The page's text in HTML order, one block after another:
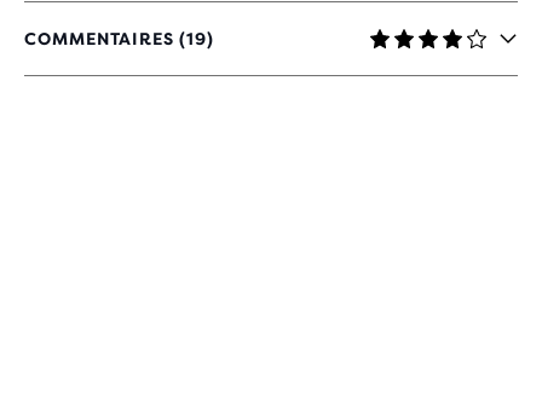
COMMENTAIRES (19)
4
SUR